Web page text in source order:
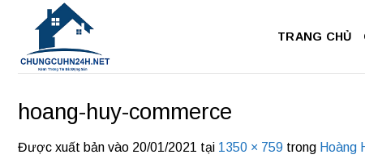
dung
TRANG CHỦ
hoang-huy-commerce
Được xuất bản vào 20/01/2021 tại 1350 × 759 trong Hoàng